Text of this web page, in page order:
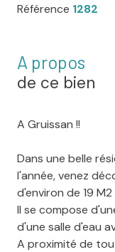
Référence 1282
A propos
de ce bien
A Gruissan !!
Dans une belle
l'année, venez
d'environ de 19
Il se compose
d'une salle d'eau
A proximité de